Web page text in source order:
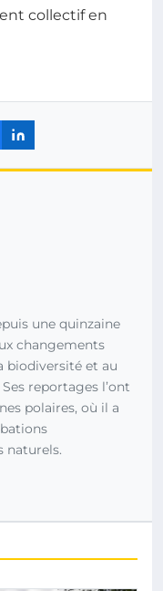
collectif en
une quinzaine
changements
biodiversité et au
reportages l’ont
polaires, où il a
naturels.